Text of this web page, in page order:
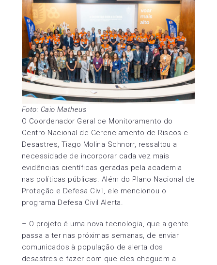
Foto: Caio Matheus
O Coordenador Geral de Monitoramento do
Centro Nacional de Gerenciamento de Riscos e
Desastres, Tiago Molina Schnorr, ressaltou a
necessidade de incorporar cada vez mais
evidências científicas geradas pela academia
nas políticas públicas. Além do Plano Nacional de
Proteção e Defesa Civil, ele mencionou o
programa Defesa Civil Alerta.
– O projeto é uma nova tecnologia, que a gente
passa a ter nas próximas semanas, de enviar
comunicados à população de alerta dos
desastres e fazer com que eles cheguem a